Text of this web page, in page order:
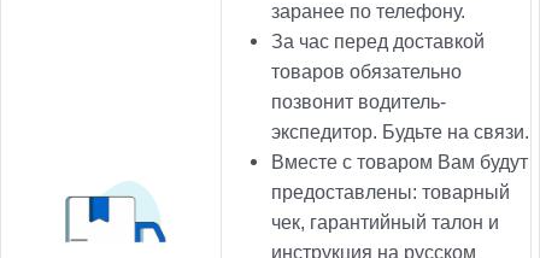
заранее по телефону.
За час перед доставкой
товаров обязательно
позвонит водитель-
экспедитор. Будьте на связи.
Вместе с товаром Вам будут
предоставлены: товарный
чек, гарантийный талон и
инструкция на русском